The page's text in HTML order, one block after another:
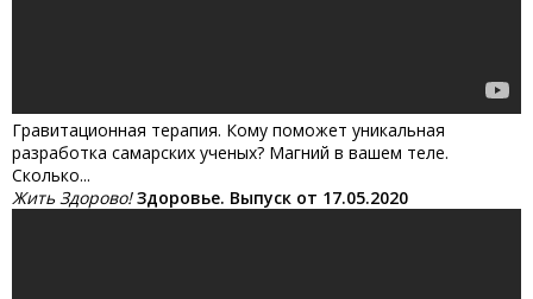
Гравитационная терапия. Кому поможет уникальная
разработка самарских учeных? Магний в вашем теле.
Сколько...
Жить Здорово! Здоровье. Выпуск от 17.05.2020